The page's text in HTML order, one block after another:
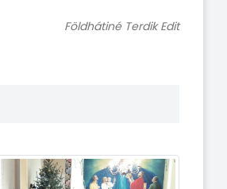
Földhátiné Terdik Edit